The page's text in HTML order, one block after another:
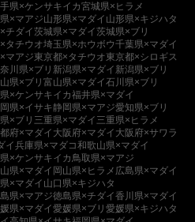
県×ケンサキイカ宮城県×ヒラメ
×マアジ山形県×マダイ 山形県×キジハタ
チダイ茨城県×マダイ茨城県×ブリ
タチウオ埼玉県×ホウボウ千葉県×マダイ
マアジ東京都×タチウオ東京都×シロギス
川県×ブリ 新潟県×マダイ 新潟県×ブリ
県×ブリ 富山県×マダイ石川県×ブリ
×ケンサキイカ福井県×マダイ
県×イサキ静岡県×マアジ愛知県×ブリ
×ブリ 三重県×マダイ 三重県×ヒラメ
府×マダイ 大阪府×マダイ 大阪府×サワラ
イ兵庫県×マダコ和歌山県×マダイ
×ケンサキイカ鳥取県×マアジ
県×マダイ 岡山県×ヒラメ 広島県×マダイ
×マダイ 山口県×キジハタ
県×マアジ徳島県×チダイ香川県×マダイ
県×マダイ愛媛県×ブリ 愛媛県×キジハタ